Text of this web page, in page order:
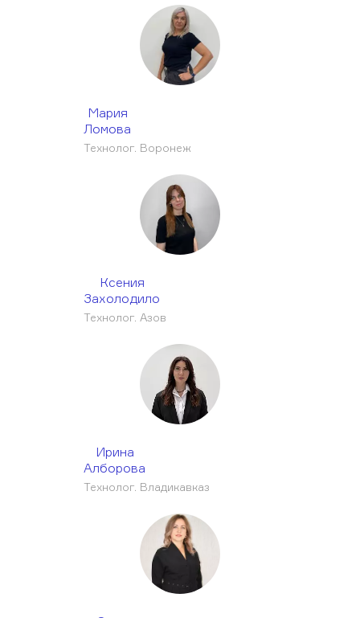
Мария
Ломова
Технолог. Воронеж
Ксения
Захолодило
Технолог. Азов
Ирина
Алборова
Технолог. Владикавказ